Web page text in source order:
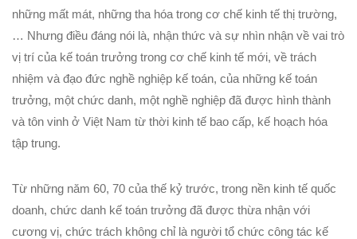
những mất mát, những tha hóa trong cơ chế kinh tế thị trường,
… Nhưng điều đáng nói là, nhận thức và sự nhìn nhận về vai trò
vị trí của kế toán trưởng trong cơ chế kinh tế mới, về trách
nhiệm và đạo đức nghề nghiệp kế toán, của những kế toán
trưởng, một chức danh, một nghề nghiệp đã được hình thành
và tôn vinh ở Việt Nam từ thời kinh tế bao cấp, kế hoạch hóa
tập trung.
Từ những năm 60, 70 của thế kỷ trước, trong nền kinh tế quốc
doanh, chức danh kế toán trưởng đã được thừa nhận với
cương vị, chức trách không chỉ là người tổ chức công tác kế